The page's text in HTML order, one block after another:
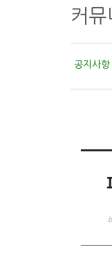
커뮤
공지사항